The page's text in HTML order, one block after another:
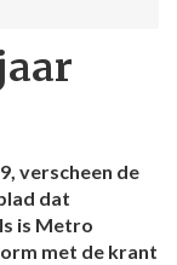
verscheen de
dat
is Metro
met de krant